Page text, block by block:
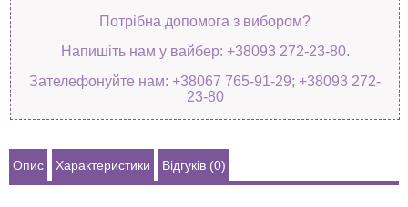
Потрібна допомога з вибором?
Напишіть нам у вайбер: +38093 272-23-80.
Зателефонуйте нам: +38067 765-91-29; +38093 272-
23-80
Опис Характеристики Відгуків (0)